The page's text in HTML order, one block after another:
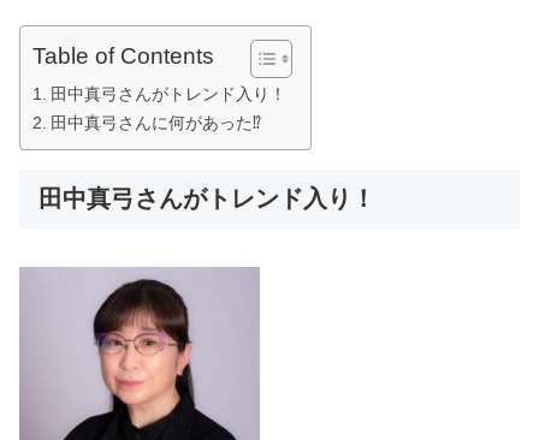
Table of Contents
田中真弓さんがトレンド入り！
田中真弓さんに何があった⁉
田中真弓さんがトレンド入り！